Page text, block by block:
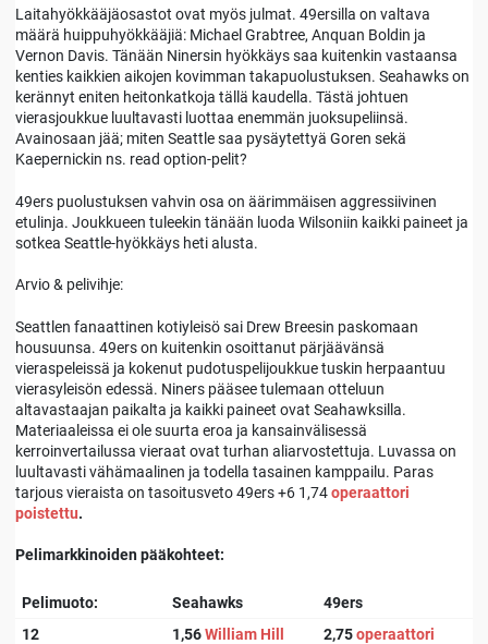
Laitahyökkääjäosastot ovat myös julmat. 49ersilla on valtava
määrä huippuhyökkääjiä: Michael Grabtree, Anquan Boldin ja
Vernon Davis. Tänään Ninersin hyökkäys saa kuitenkin vastaansa
kenties kaikkien aikojen kovimman takapuolustuksen. Seahawks on
kerännyt eniten heitonkatkoja tällä kaudella. Tästä johtuen
vierasjoukkue luultavasti luottaa enemmän juoksupeliinsä.
Avainosaan jää; miten Seattle saa pysäytettyä Goren sekä
Kaepernickin ns. read option-pelit?
49ers puolustuksen vahvin osa on äärimmäisen aggressiivinen
etulinja. Joukkueen tuleekin tänään luoda Wilsoniin kaikki paineet ja
sotkea Seattle-hyökkäys heti alusta.
Arvio & pelivihje:
Seattlen fanaattinen kotiyleisö sai Drew Breesin paskomaan
housuunsa. 49ers on kuitenkin osoittanut pärjäävänsä
vieraspeleissä ja kokenut pudotuspelijoukkue tuskin herpaantuu
vierasyleisön edessä. Niners pääsee tulemaan otteluun
altavastaajan paikalta ja kaikki paineet ovat Seahawksilla.
Materiaaleissa ei ole suurta eroa ja kansainvälisessä
kerroinvertailussa vieraat ovat turhan aliarvostettuja. Luvassa on
luultavasti vähämaalinen ja todella tasainen kamppailu. Paras
tarjous vieraista on tasoitusveto 49ers +6 1,74operaattori
poistettu.
Pelimarkkinoiden pääkohteet:
Pelimuoto: Seahawks
49ers
12
1,56William Hill 2,75 operaattori